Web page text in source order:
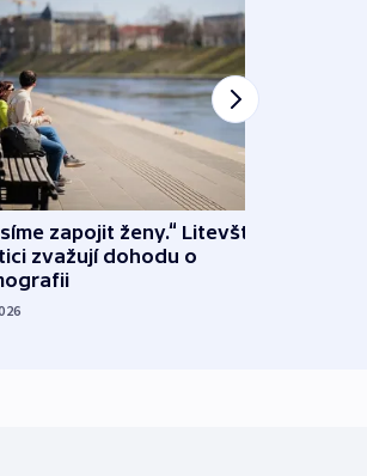
zapojit ženy.“ Litevští
zvažují dohodu o